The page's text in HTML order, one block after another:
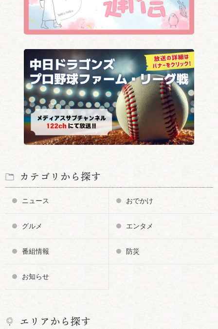
カテゴリから探す
ニュース おでかけ
グルメ エンタメ
番組情報 防災
お知らせ
エリアから探す